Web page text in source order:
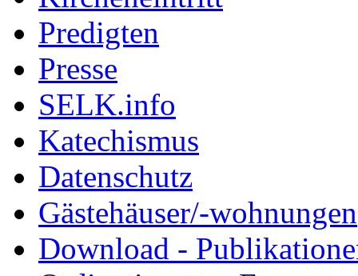
Predigten
Presse
SELK.info
Katechismus
Datenschutz
Gästehäuser/-wohnungen
Download -